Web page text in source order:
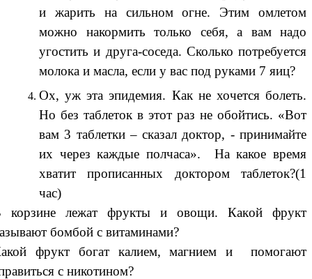
и жарить на сильном огне. Этим омлетом
можно накормить только себя, а вам надо
угостить и друга-соседа. Сколько потребуется
молока и масла, если у вас под руками 7 яиц?
Ох, уж эта эпидемия. Как не хочется болеть.
Но без таблеток в этот раз не обойтись. «Вот
вам 3 таблетки – сказал доктор, - принимайте
их через каждые полчаса». На какое время
хватит прописанных доктором таблеток?(1
час)
корзине лежат фрукты и овощи. Какой фрукт
бомбой с витаминами?
фрукт богат калием, магнием и помогают
с никотином?